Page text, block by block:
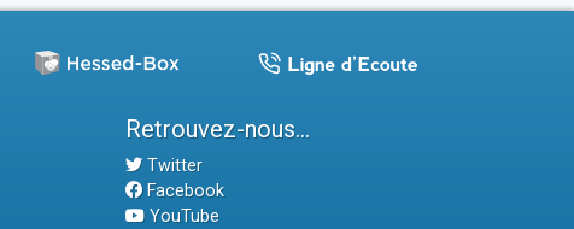
Retrouvez-nous...
Twitter
Facebook
YouTube